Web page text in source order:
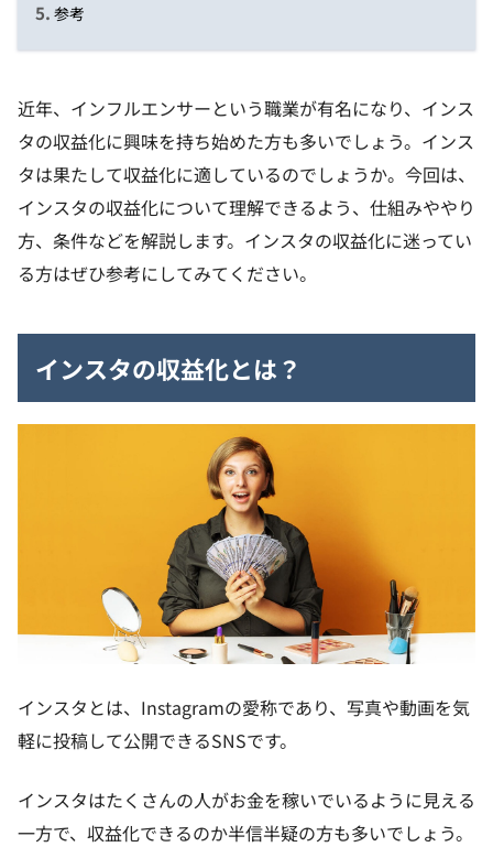
参考
近年、インフルエンサーという職業が有名になり、インス
タの収益化に興味を持ち始めた方も多いでしょう。インス
タは果たして収益化に適しているのでしょうか。今回は、
インスタの収益化について理解できるよう、仕組みややり
方、条件などを解説します。インスタの収益化に迷ってい
る方はぜひ参考にしてみてください。
インスタの収益化とは？
インスタとは、Instagramの愛称であり、写真や動画を気
軽に投稿して公開できるSNSです。
インスタはたくさんの人がお金を稼いでいるように見える
一方で、収益化できるのか半信半疑の方も多いでしょう。